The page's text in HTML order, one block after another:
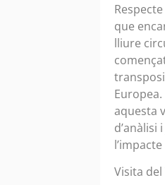
que
lliure
aquesta
d’anàlisi
Visita del